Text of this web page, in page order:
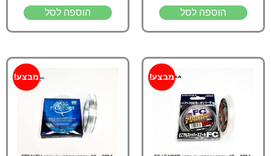
הוספה לסל הוספה לסל
מבצע! מבצע!